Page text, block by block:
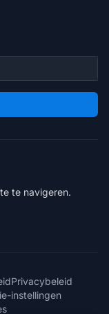
te navigeren.
Privacybeleid
instellingen